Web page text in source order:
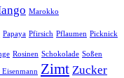
Marokko
Papaya Pfirsich Pflaumen Picknick
Rosinen Schokolade Soßen
Zimt Zucker